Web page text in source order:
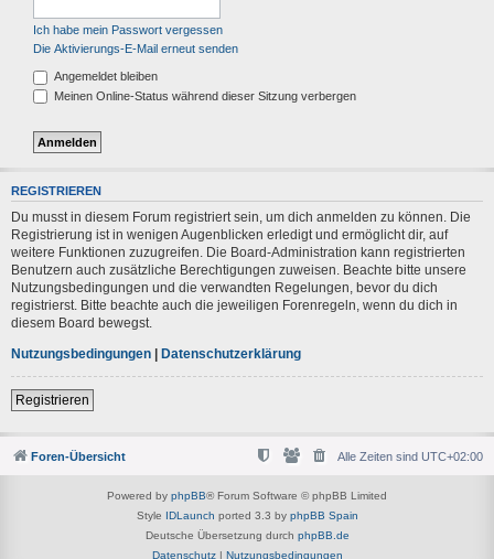
Ich habe mein Passwort vergessen
Die Aktivierungs-E-Mail erneut senden
Angemeldet bleiben
Meinen Online-Status während dieser Sitzung verbergen
REGISTRIEREN
Du musst in diesem Forum registriert sein, um dich anmelden zu können. Die
Registrierung ist in wenigen Augenblicken erledigt und ermöglicht dir, auf
weitere Funktionen zuzugreifen. Die Board-Administration kann registrierten
Benutzern auch zusätzliche Berechtigungen zuweisen. Beachte bitte unsere
Nutzungsbedingungen und die verwandten Regelungen, bevor du dich
registrierst. Bitte beachte auch die jeweiligen Forenregeln, wenn du dich in
diesem Board bewegst.
Nutzungsbedingungen | Datenschutzerklärung
Registrieren
Foren-Übersicht Alle Zeiten sind UTC+02:00
Powered by phpBB® Forum Software © phpBB Limited
Style IDLaunch ported 3.3 by phpBB Spain
Deutsche Übersetzung durch phpBB.de
Datenschutz| Nutzungsbedingungen